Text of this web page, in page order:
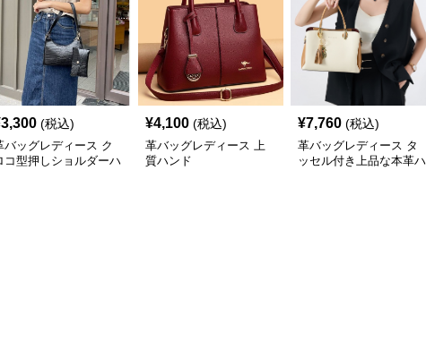
3,300 (税込)
バッグレディース ク
コ型押しショルダーハ
¥4,100 (税込)
革バッグレディース 上
質ハンド
¥7,760 (税込)
革バッグレディース タ
ッセル付き上品な本革ハ